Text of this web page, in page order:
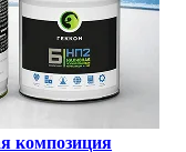
композиция